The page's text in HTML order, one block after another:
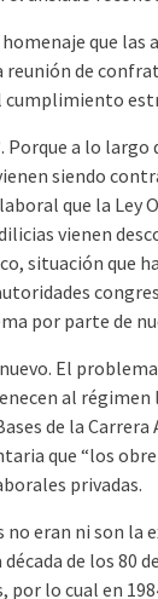
homenaje que
de
cumplimiento
Porque a lo
siendo
que la Ley
vienen
situación que
por parte de
El
al régimen
de la
que “los
privadas.
eran ni son la
década de los
por lo cual en